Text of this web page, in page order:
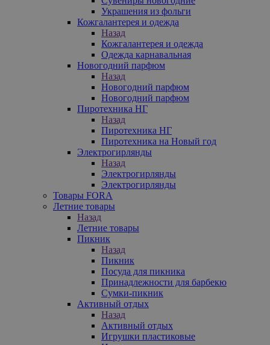
Украшения из фольги
Кожгалантерея и одежда
Назад
Кожгалантерея и одежда
Одежда карнавальная
Новогодний парфюм
Назад
Новогодний парфюм
Новогодний парфюм
Пиротехника НГ
Назад
Пиротехника НГ
Пиротехника на Новый год
Электрогирлянды
Назад
Электрогирлянды
Электрогирлянды
Товары FORA
Летние товары
Назад
Летние товары
Пикник
Назад
Пикник
Посуда для пикника
Принадлежности для барбекю
Сумки-пикник
Активный отдых
Назад
Активный отдых
Игрушки пластиковые